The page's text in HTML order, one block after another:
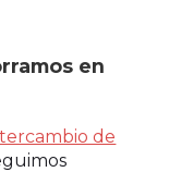
en
de